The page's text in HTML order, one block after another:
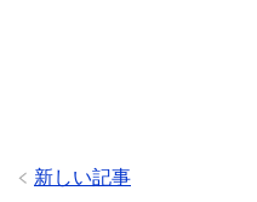
新しい記事